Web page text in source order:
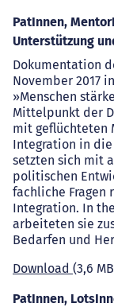
PatInnen,
Unterstützung
Dokumentation
November 2017
»Menschen
Mittelpunkt der
mit geflüchteten
Integration in die
setzten sich mit
politischen
fachliche Fragen
Integration. In
arbeiteten sie
Bedarfen und
Download (3,6
PatInnen,